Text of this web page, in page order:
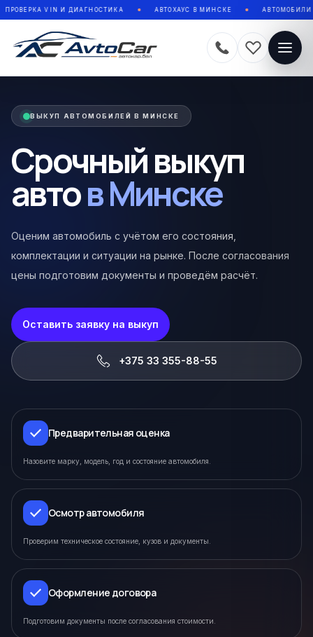
VIN И ДИАГНОСТИКА АВТОХАУС В МИНСКЕ АВТОМОБИЛИ В КРЕДИТ
ВЫКУП АВТОМОБИЛЕЙ В МИНСКЕ
Срочный выкуп
автов Минске
Оценим автомобиль с учётом его состояния,
комплектации и ситуации на рынке. После согласования
цены подготовим документы и проведём расчёт.
Оставить заявку на выкуп
+375 33 355-88-55
Предварительная оценка
Назовите марку, модель, год и состояние автомобиля.
Осмотр автомобиля
Проверим техническое состояние, кузов и документы.
Оформление договора
Подготовим документы после согласования стоимости.